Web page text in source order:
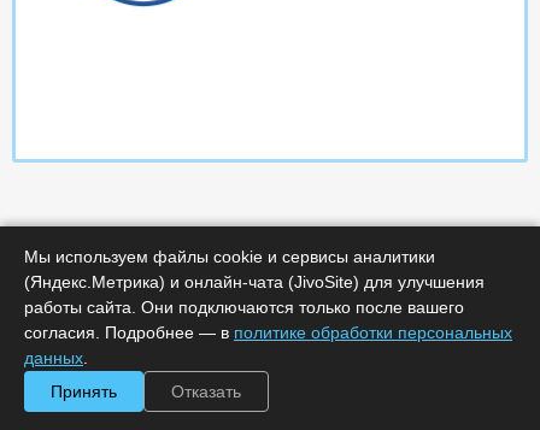
Характеристики
Минимальное количество лицензий :
0000-365718
Мы используем файлы cookie и сервисы аналитики
(Яндекс.Метрика) и онлайн-чата (JivoSite) для улучшения
работы сайта. Они подключаются только после вашего
согласия. Подробнее — в политике обработки персональных
данных
Принять
Отказать